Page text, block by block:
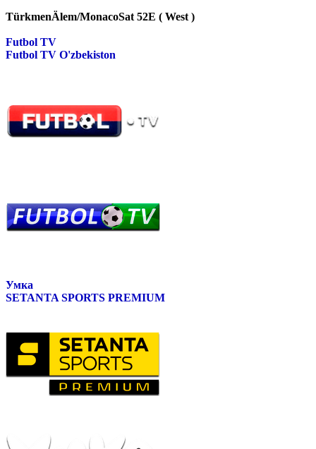
TürkmenÄlem/MonacoSat 52E ( West )
Futbol TV
Futbol TV O'zbekiston
Умка
SETANTA SPORTS PREMIUM